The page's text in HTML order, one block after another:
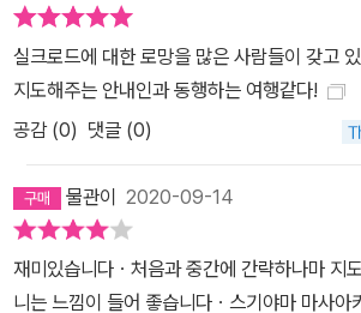
있게 되었다. 그간 부질없는 열등감이나 단순한
웃나라의 문화유산을 평가해왔다면, 유홍준의
진정으로 문화유산을 감상하는 탁 트인 안목을
다. 그리고 그 과정에서 알게 되는 우리 문화의
계에 자랑할 만한 것임을 새삼 느낄 수 있을 것
동경으로 들끓게 하고, 이미 가본 곳은 새로운
만드는 유홍준의 중국 이야기. ‘답사기’ 중국편
로도 독자를 찾아갈 것이다.
실크로드에 대한 로망을 많은 사람들이 갖고
지도해주는 안내인과 동행하는 여행같다!
공감 (0) 댓글 (0)
물관이 2020-09-14
재미있습니다ㆍ처음과 중간에 간략하나마 지
니는 느낌이 들어 좋습니다ㆍ스기야마 마사아